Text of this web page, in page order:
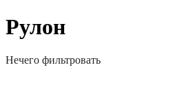
Рулон
Нечего фильтровать